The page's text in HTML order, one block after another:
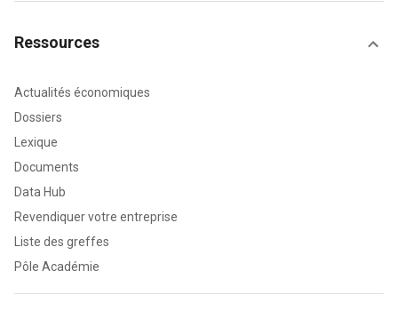
Ressources
Actualités économiques
Dossiers
Lexique
Documents
Data Hub
Revendiquer votre entreprise
Liste des greffes
Pôle Académie